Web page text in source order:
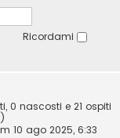
Ricordami
0 nascosti e 21 ospiti
10 ago 2025, 6:33